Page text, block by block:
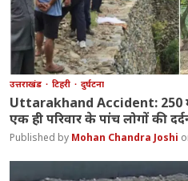
उत्तराखंड टिहरी दुर्घटना
Uttarakhand Accident: 250
एक ही परिवार के पांच लोगों की
Mohan Chandra Joshi